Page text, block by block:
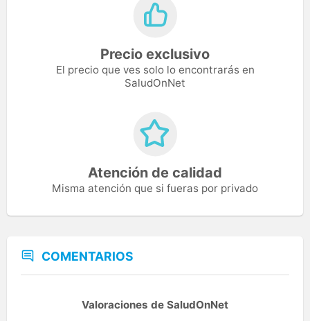
Precio exclusivo
El precio que ves solo lo encontrarás en
SaludOnNet
Atención de calidad
Misma atención que si fueras por privado
COMENTARIOS
Valoraciones de SaludOnNet